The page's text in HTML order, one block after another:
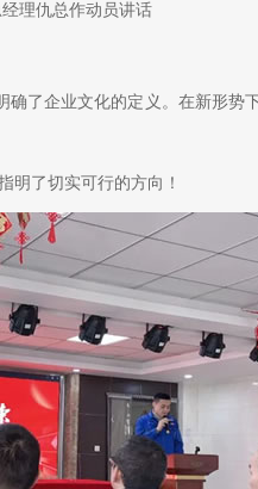
理仇总作动员讲话
了企业文化的定义。在新形
明了切实可行的方向！